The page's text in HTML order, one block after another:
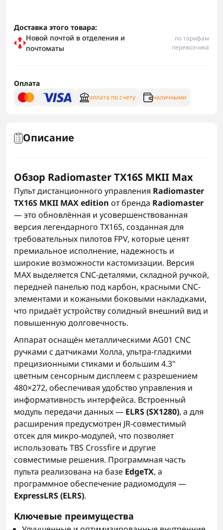
Доставка этого товара:
Новой почтой в отделения и
почтоматы
по тарифам
перевозчика
Оплата
оплата по счету наличными
Описание
Обзор Radiomaster TX16S MKII Max
Пульт дистанционного управления Radiomaster
TX16S MKII MAX edition от бренда Radiomaster
— это обновлённая и усовершенствованная
версия легендарного TX16S, созданная для
требовательных пилотов FPV, которые ценят
премиальное исполнение, надежность и
широкие возможности кастомизации. Версия
MAX выделяется CNC-деталями, складной ручкой,
передней панелью под карбон, красными CNC-
элементами и кожаными боковыми накладками,
что придаёт устройству солидный внешний вид и
повышенную долговечность.
Аппарат оснащён металлическими AG01 CNC
ручками с датчиками Холла, ультра-гладкими
прецизионными стиками и большим 4.3"
цветным сенсорным дисплеем с разрешением
480×272, обеспечивая удобство управления и
информативность интерфейса. Встроенный
модуль передачи данных — ELRS (SX1280), а для
расширения предусмотрен JR-совместимый
отсек для микро-модулей, что позволяет
использовать TBS Crossfire и другие
совместимые решения. Программная часть
пульта реализована на базе EdgeTX, а
программное обеспечение радиомодуля —
ExpressLRS (ELRS).
Ключевые преимущества